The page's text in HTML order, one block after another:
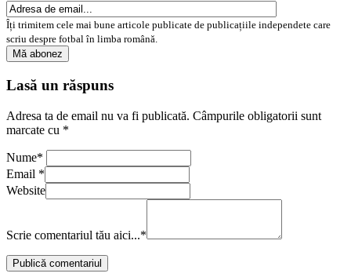
Îți trimitem cele mai bune articole publicate de publicațiile independete care
scriu despre fotbal în limba română.
Lasă un răspuns
Adresa ta de email nu va fi publicată. Câmpurile obligatorii sunt
marcate cu *
Nume*
Email *
Website
Scrie comentariul tău aici...*